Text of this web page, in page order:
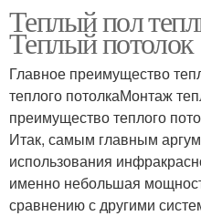
Теплый пол
Теплый потолок
Главное преимущество
теплого потолкаМонтаж
преимущество теплого
Итак, самым главным
использования
именно небольшая
сравнению с другими